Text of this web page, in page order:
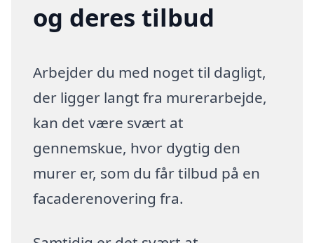
og deres tilbud
Arbejder du med noget til dagligt,
der ligger langt fra murerarbejde,
kan det være svært at
gennemskue, hvor dygtig den
murer er, som du får tilbud på en
facaderenovering fra.